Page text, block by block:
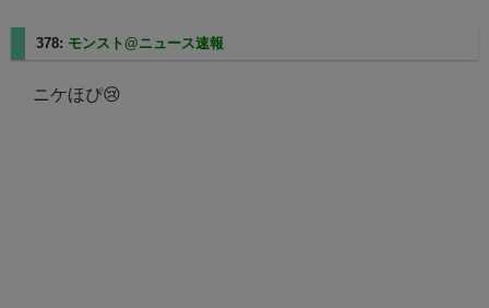
378: モンスト@ニュース速報
ニケほぴ😢